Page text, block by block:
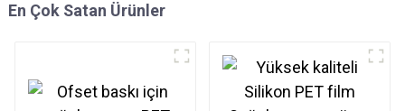
En Çok Satan Ürünler